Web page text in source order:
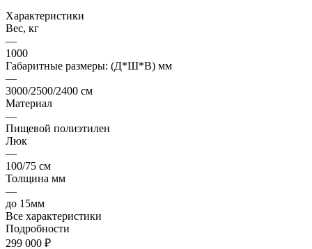
Характеристики
Вес, кг
—
1000
Габаритные размеры: (Д*Ш*В) мм
—
3000/2500/2400 см
Материал
—
Пищeвoй пoлиэтилeн
Люк
—
100/75 см
Toлщинa мм
—
дo 15мм
Все характеристики
Подробности
299 000 ₽